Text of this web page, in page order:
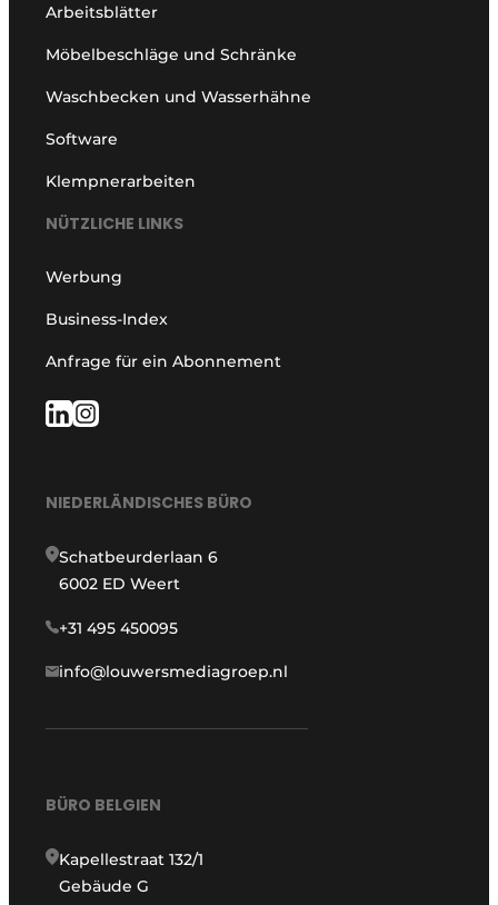
Arbeitsblätter
Möbelbeschläge und Schränke
Waschbecken und Wasserhähne
Software
Klempnerarbeiten
NÜTZLICHE LINKS
Werbung
Business-Index
Anfrage für ein Abonnement
NIEDERLÄNDISCHES BÜRO
Schatbeurderlaan 6
6002 ED Weert
+31 495 450095
info@louwersmediagroep.nl
BÜRO BELGIEN
Kapellestraat 132/1
Gebäude G